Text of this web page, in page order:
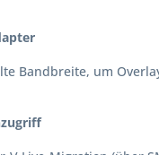
Bandbreite, um